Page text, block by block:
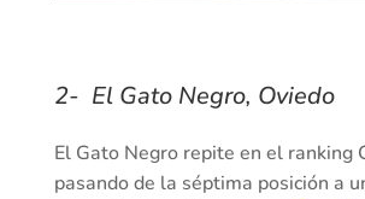
2- El Gato Negro, Oviedo
El Gato Negro repite en el ranking
pasando de la séptima posición a